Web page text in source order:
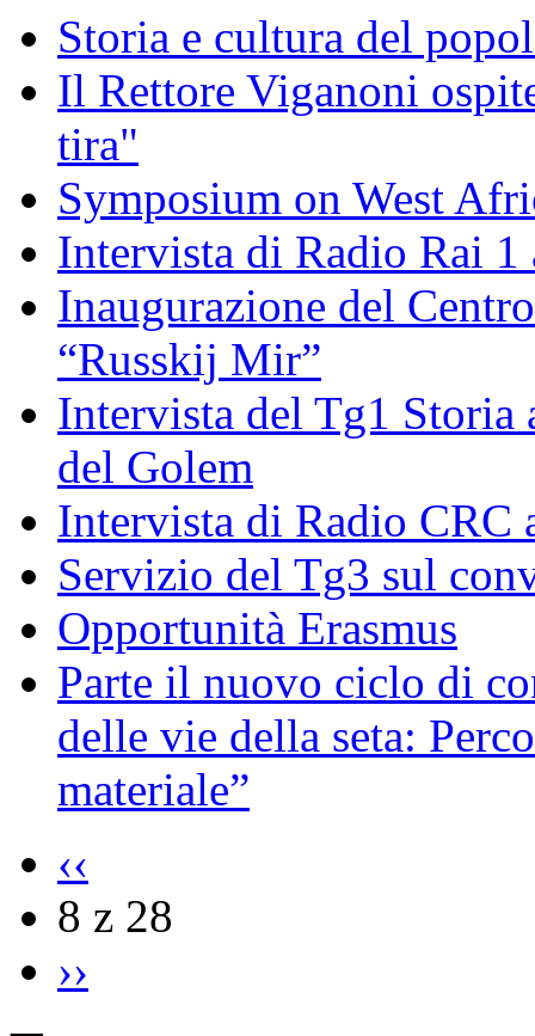
Storia e cultura del
Il Rettore Viganoni
tira"
Symposium on West
Intervista di Radio Rai 1
Inaugurazione del
“Russkij Mir”
Intervista del Tg1 Storia
del Golem
Intervista di Radio CRC
Servizio del Tg3 sul
Opportunità Erasmus
Parte il nuovo ciclo di
delle vie della seta:
materiale”
‹‹
8 z 28
››